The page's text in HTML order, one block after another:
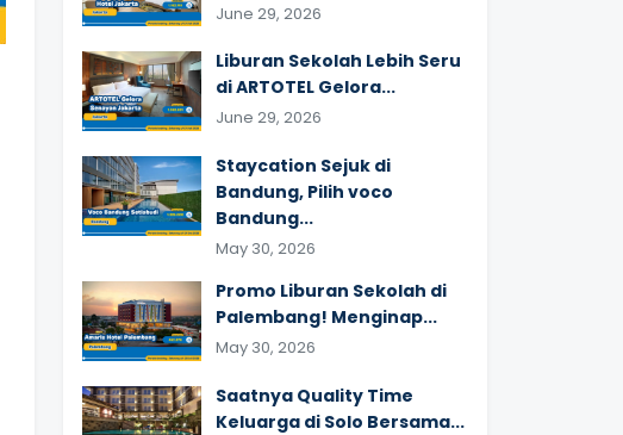
June 29, 2026
Liburan Sekolah Lebih Seru
di ARTOTEL Gelora...
June 29, 2026
Staycation Sejuk di
Bandung, Pilih voco
Bandung...
May 30, 2026
Promo Liburan Sekolah di
Palembang! Menginap...
May 30, 2026
Saatnya Quality Time
Keluarga di Solo Bersama...